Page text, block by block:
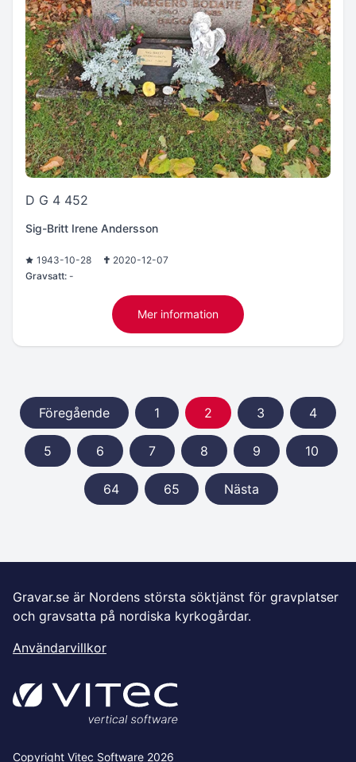
D G 4 452
Sig-Britt Irene Andersson
1943-10-28
2020-12-07
Gravsatt: -
Mer information
Föregående 1 2 3 4
5 6 7 8 9 10
64 65 Nästa
Gravar.se är Nordens största söktjänst för gravplatser
och gravsatta på nordiska kyrkogårdar.
Användarvillkor
Copyright Vitec Software 2026